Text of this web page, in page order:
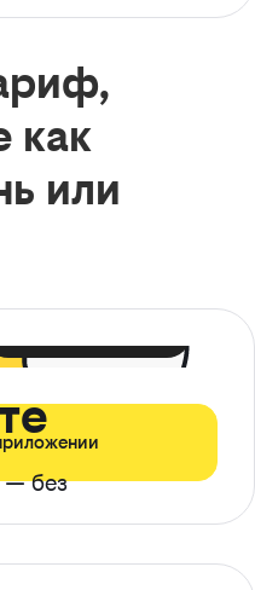
как
или
— без